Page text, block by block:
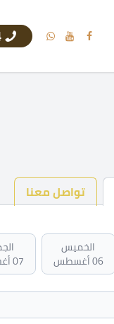
تواصل معنا
الخميس
06 أغسطس 07 أغسطس